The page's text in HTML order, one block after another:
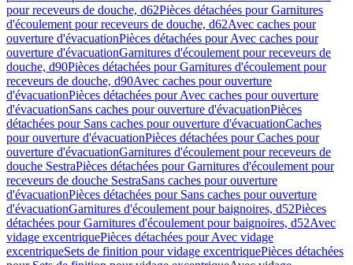
pour receveurs de douche, d62Pièces détachées pour Garnitures
d'écoulement pour receveurs de douche, d62Avec caches pour
ouverture d'évacuationPièces détachées pour Avec caches pour
ouverture d'évacuationGarnitures d'écoulement pour receveurs de
douche, d90Pièces détachées pour Garnitures d'écoulement pour
receveurs de douche, d90Avec caches pour ouverture
d'évacuationPièces détachées pour Avec caches pour ouverture
d'évacuationSans caches pour ouverture d'évacuationPièces
détachées pour Sans caches pour ouverture d'évacuationCaches
pour ouverture d'évacuationPièces détachées pour Caches pour
ouverture d'évacuationGarnitures d'écoulement pour receveurs de
douche SestraPièces détachées pour Garnitures d'écoulement pour
receveurs de douche SestraSans caches pour ouverture
d'évacuationPièces détachées pour Sans caches pour ouverture
d'évacuationGarnitures d'écoulement pour baignoires, d52Pièces
détachées pour Garnitures d'écoulement pour baignoires, d52Avec
vidage excentriquePièces détachées pour Avec vidage
excentriqueSets de finition pour vidage excentriquePièces détachées